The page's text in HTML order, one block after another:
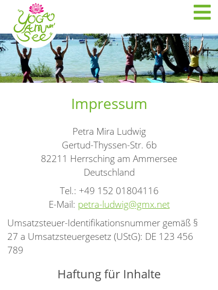
content
YOGA AMerSee
Impressum
Petra Mira Ludwig
Gertud-Thyssen-Str. 6b
82211 Herrsching am Ammersee
Deutschland
Tel.: +49 152 01804116
E-Mail: petra-ludwig@gmx.net
Umsatzsteuer-Identifikationsnummer gemäß §
27 a Umsatzsteuergesetz (UStG): DE 123 456
789
Haftung für Inhalte